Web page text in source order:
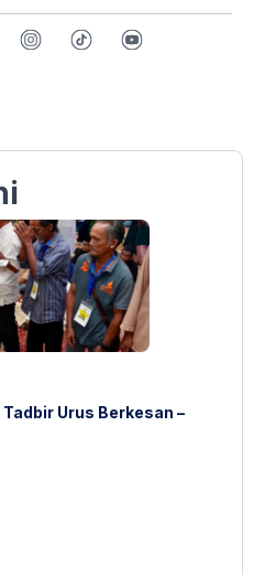
Urus Berkesan –